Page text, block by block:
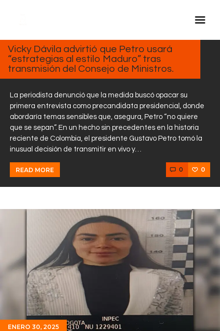
Inicio Real FM
Streaming
En Vivo
Descarga La APP
Programas
Noticias
Equipo
Sobre Nosotros
5, 2025
Vicky Dávila advirtió que Petro usará
“estrategias al estilo Maduro” tras
transmisión del Consejo de Ministros.
La periodista denunció que la medida buscó opacar su
primera entrevista como precandidata presidencial, donde
abordaría temas sensibles que, asegura, Petro “no quiere
que se sepan”. En un hecho sin precedentes en la historia
reciente de Colombia, el presidente Gustavo Petro tomó la
inusual decisión de transmitir en vivo y…
READ MORE 0 0
ENERO 30, 2025